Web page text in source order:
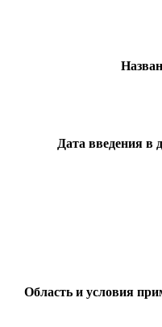
Дата введения в
Область и условия